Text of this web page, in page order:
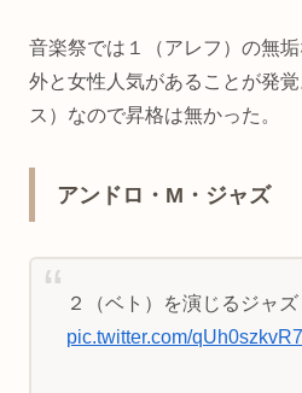
音楽祭では１（アレフ）の無
外と女性人気があることが発
ス）なので昇格は無かった。
アンドロ・M・ジャズ
２（ベト）を演じるジャズ
pic.twitter.com/qUh0szkvR7